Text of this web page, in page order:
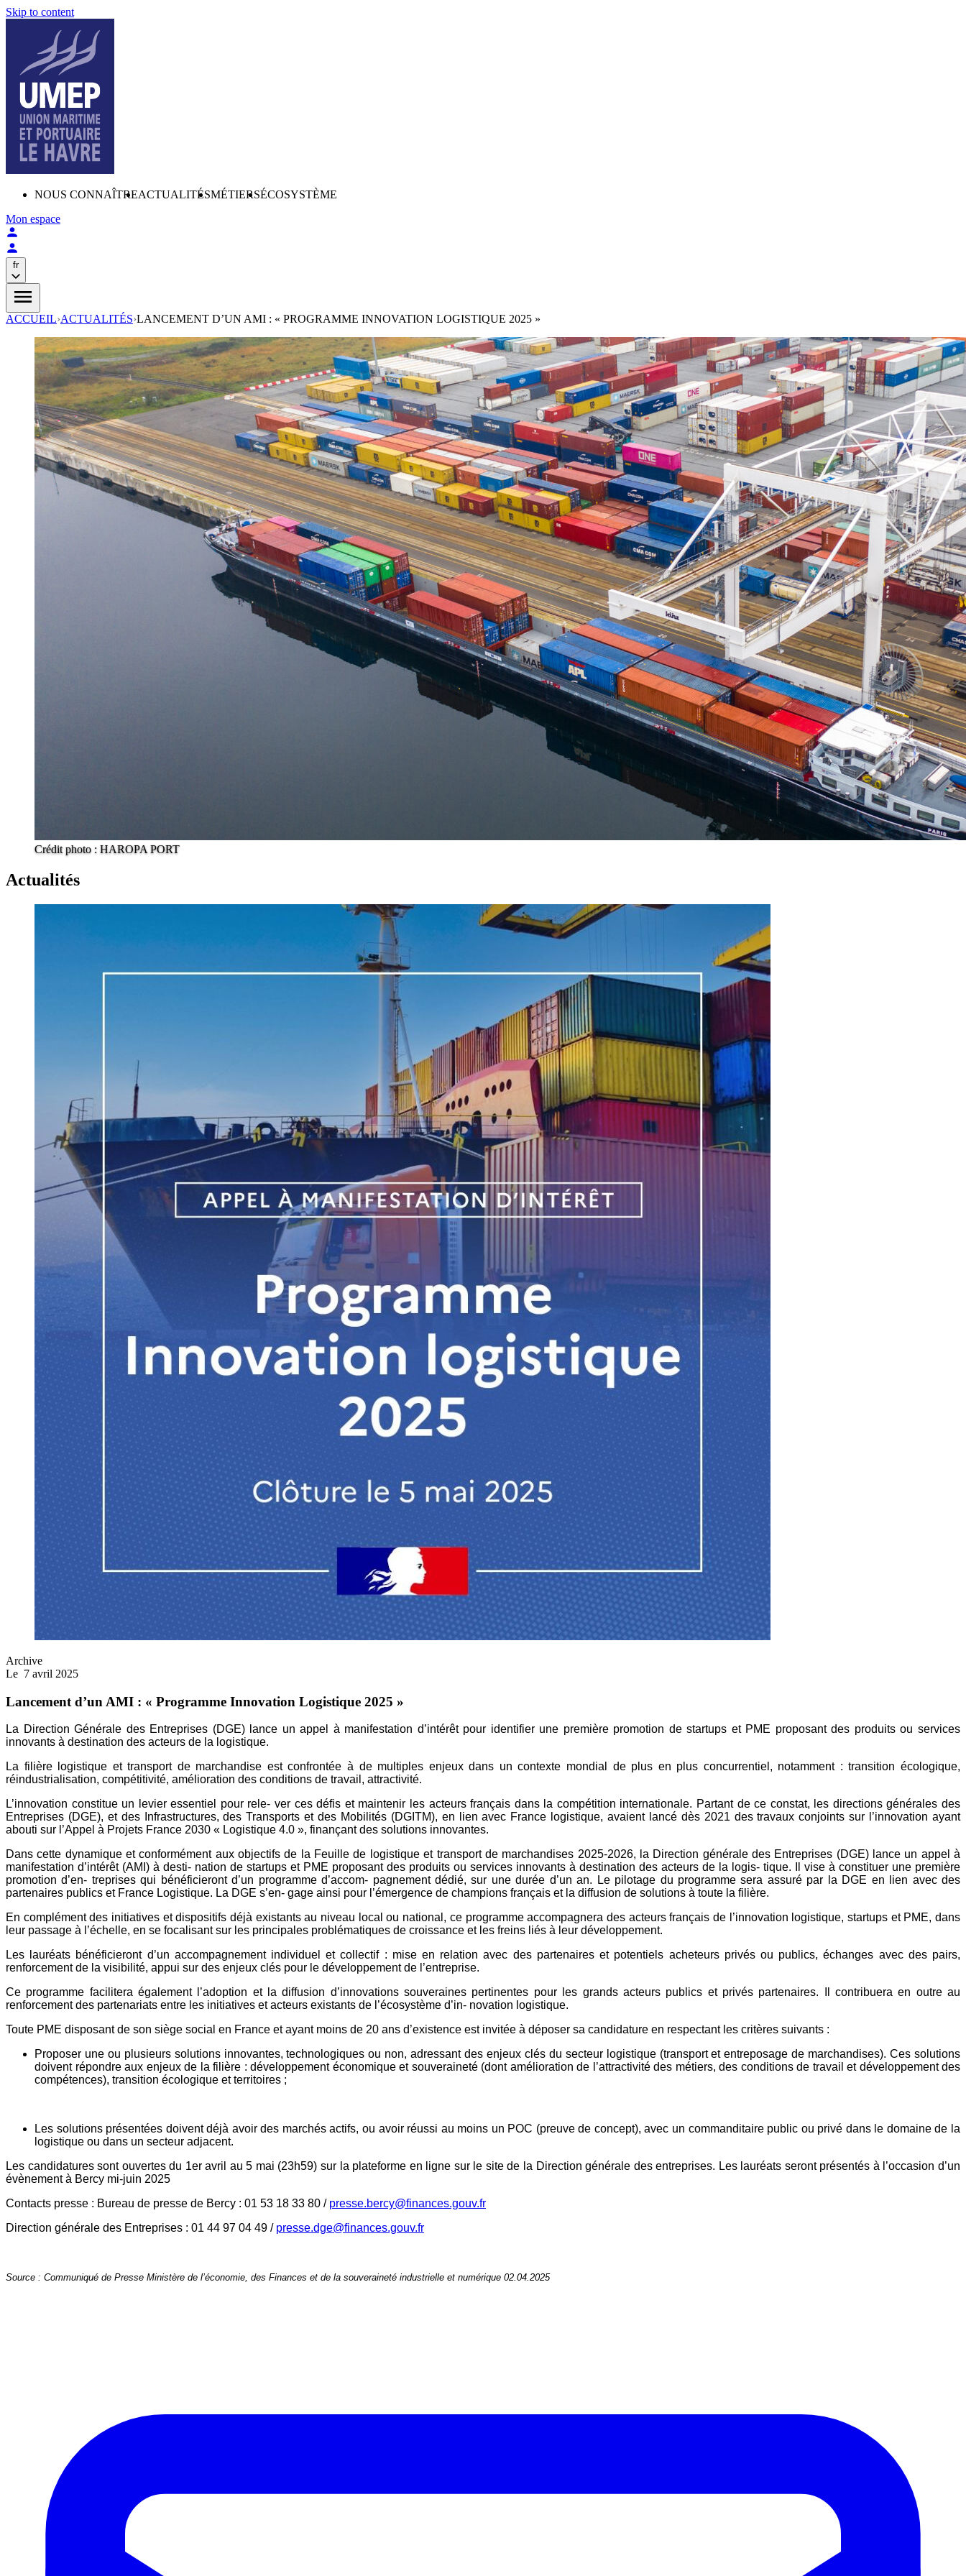
Skip to content
NOUS CONNAÎTREACTUALITÉSMÉTIERSÉCOSYSTÈME
Mon espace
fr
ACCUEIL›ACTUALITÉS›LANCEMENT D’UN AMI : « PROGRAMME INNOVATION LOGISTIQUE 2025 »
Crédit photo : HAROPA PORT
Actualités
Archive
Le 7 avril 2025
Lancement d’un AMI : « Programme Innovation Logistique 2025 »
La Direction Générale des Entreprises (DGE) lance un appel à manifestation d’intérêt pour identifier une première promotion de startups et PME proposant des produits ou services
innovants à destination des acteurs de la logistique.
La filière logistique et transport de marchandise est confrontée à de multiples enjeux dans un contexte mondial de plus en plus concurrentiel, notamment : transition écologique,
réindustrialisation, compétitivité, amélioration des conditions de travail, attractivité.
L’innovation constitue un levier essentiel pour rele- ver ces défis et maintenir les acteurs français dans la compétition internationale. Partant de ce constat, les directions générales des
Entreprises (DGE), et des Infrastructures, des Transports et des Mobilités (DGITM), en lien avec France logistique, avaient lancé dès 2021 des travaux conjoints sur l’innovation ayant
abouti sur l’Appel à Projets France 2030 « Logistique 4.0 », finançant des solutions innovantes.
Dans cette dynamique et conformément aux objectifs de la Feuille de logistique et transport de marchandises 2025-2026, la Direction générale des Entreprises (DGE) lance un appel à
manifestation d’intérêt (AMI) à desti- nation de startups et PME proposant des produits ou services innovants à destination des acteurs de la logis- tique. Il vise à constituer une première
promotion d’en- treprises qui bénéficieront d’un programme d’accom- pagnement dédié, sur une durée d’un an. Le pilotage du programme sera assuré par la DGE en lien avec des
partenaires publics et France Logistique. La DGE s’en- gage ainsi pour l’émergence de champions français et la diffusion de solutions à toute la filière.
En complément des initiatives et dispositifs déjà existants au niveau local ou national, ce programme accompagnera des acteurs français de l’innovation logistique, startups et PME, dans
leur passage à l’échelle, en se focalisant sur les principales problématiques de croissance et les freins liés à leur développement.
Les lauréats bénéficieront d’un accompagnement individuel et collectif : mise en relation avec des partenaires et potentiels acheteurs privés ou publics, échanges avec des pairs,
renforcement de la visibilité, appui sur des enjeux clés pour le développement de l’entreprise.
Ce programme facilitera également l’adoption et la diffusion d’innovations souveraines pertinentes pour les grands acteurs publics et privés partenaires. Il contribuera en outre au
renforcement des partenariats entre les initiatives et acteurs existants de l’écosystème d’in- novation logistique.
Toute PME disposant de son siège social en France et ayant moins de 20 ans d’existence est invitée à déposer sa candidature en respectant les critères suivants :
Proposer une ou plusieurs solutions innovantes, technologiques ou non, adressant des enjeux clés du secteur logistique (transport et entreposage de marchandises). Ces solutions
doivent répondre aux enjeux de la filière : développement économique et souveraineté (dont amélioration de l’attractivité des métiers, des conditions de travail et développement des
compétences), transition écologique et territoires ;
Les solutions présentées doivent déjà avoir des marchés actifs, ou avoir réussi au moins un POC (preuve de concept), avec un commanditaire public ou privé dans le domaine de la
logistique ou dans un secteur adjacent.
Les candidatures sont ouvertes du 1er avril au 5 mai (23h59) sur la plateforme en ligne sur le site de la Direction générale des entreprises. Les lauréats seront présentés à l’occasion d’un
évènement à Bercy mi-juin 2025
Contacts presse : Bureau de presse de Bercy : 01 53 18 33 80 / presse.bercy@finances.gouv.fr
Direction générale des Entreprises : 01 44 97 04 49 / presse.dge@finances.gouv.fr
Source : Communiqué de Presse Ministère de l’économie, des Finances et de la souveraineté industrielle et numérique 02.04.2025